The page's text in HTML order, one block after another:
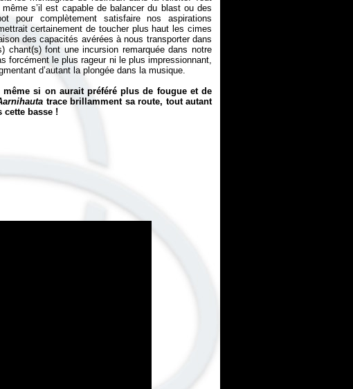
s’il est capable de balancer du blast ou des
pour complètement satisfaire nos aspirations
certainement de toucher plus haut les cimes
des capacités avérées à nous transporter dans
chant(s) font une incursion remarquée dans notre
forcément le plus rageur ni le plus impressionnant,
d’autant la plongée dans la musique.
si on aurait préféré plus de fougue et de
trace brillamment sa route, tout autant
basse !